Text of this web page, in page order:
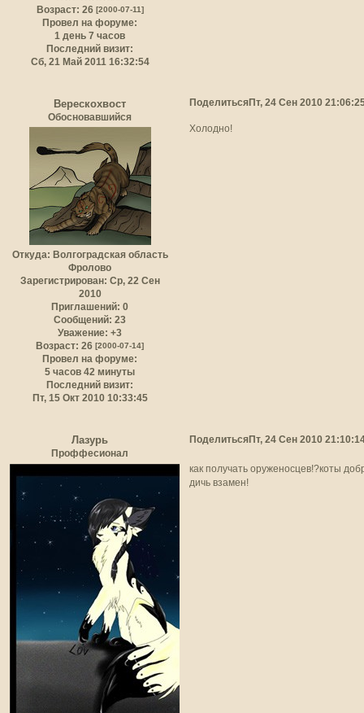
Возраст: 26 [2000-07-11]
Провел на форуме:
1 день 7 часов
Последний визит:
Сб, 21 Май 2011 16:32:54
Поделиться Пт, 24 Сен 2010
Верескохвост
Обосновавшийся
Откуда: Волгоградская область
Фролово
Зарегистрирован: Ср, 22 Сен
2010
Приглашений: 0
Сообщений: 23
Уважение: +3
Возраст: 26[2000-07-14]
Провел на форуме:
5 часов 42 минуты
Последний визит:
Пт, 15 Окт 2010 10:33:45
Холодно!
Поделиться Пт, 24 Сен 2010
Лазурь
Проффесионал
как получать оруженосцев!?коты
дичь взамен!